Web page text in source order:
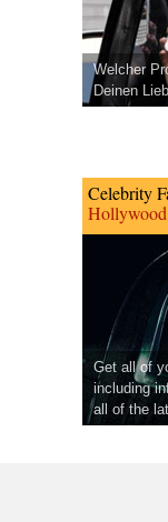
Welcher
Deinen
Celebrity
Hollywood
Get all of
including
all of the